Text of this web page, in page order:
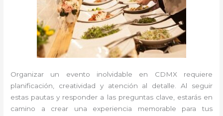
Organizar un evento inolvidable en CDMX requiere
planificación, creatividad y atención al detalle. Al seguir
estas pautas y responder a las preguntas clave, estarás en
camino a crear una experiencia memorable para tus